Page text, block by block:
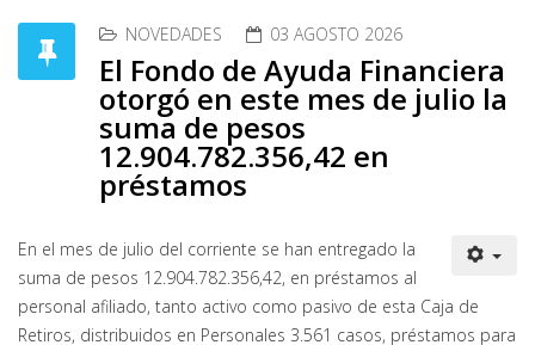
NOVEDADES 03 AGOSTO 2026
El Fondo de Ayuda Financiera
otorgó en este mes de julio la
suma de pesos
12.904.782.356,42 en
préstamos
En el mes de julio del corriente se han entregado la
suma de pesos 12.904.782.356,42, en préstamos al
personal afiliado, tanto activo como pasivo de esta Caja de
Retiros, distribuidos en Personales 3.561 casos, préstamos para